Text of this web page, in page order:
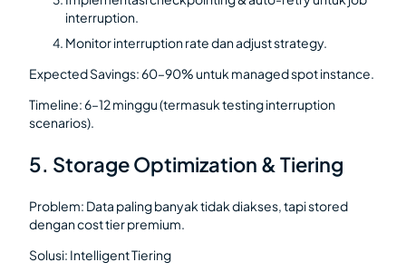
interruption.
Monitor interruption rate dan adjust strategy.
Expected Savings: 60–90% untuk managed spot instance.
Timeline: 6–12 minggu (termasuk testing interruption
scenarios).
5. Storage Optimization & Tiering
Problem: Data paling banyak tidak diakses, tapi stored
dengan cost tier premium.
Solusi: Intelligent Tiering